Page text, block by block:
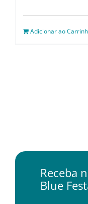
Adicionar ao
Receba
Blue